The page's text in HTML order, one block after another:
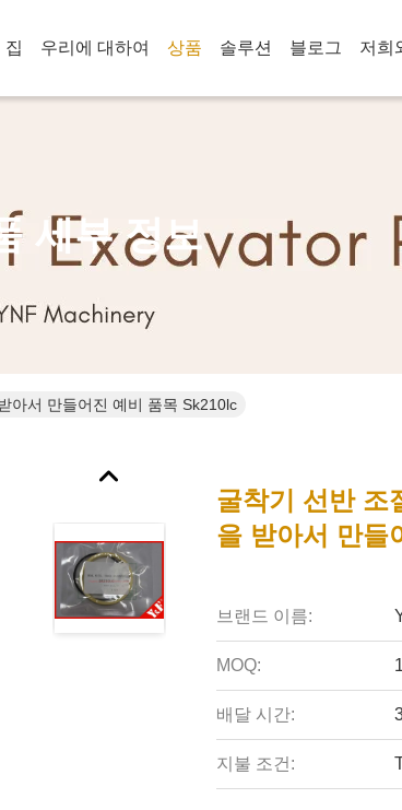
집 우리에 대하여 상품 솔루션 블로그 저희
세부 정보
아서 만들어진 예비 품목 Sk210lc
굴착기 선반 조
을 받아서 만들
브랜드 이름:
MOQ:
배달 시간:
지불 조건: